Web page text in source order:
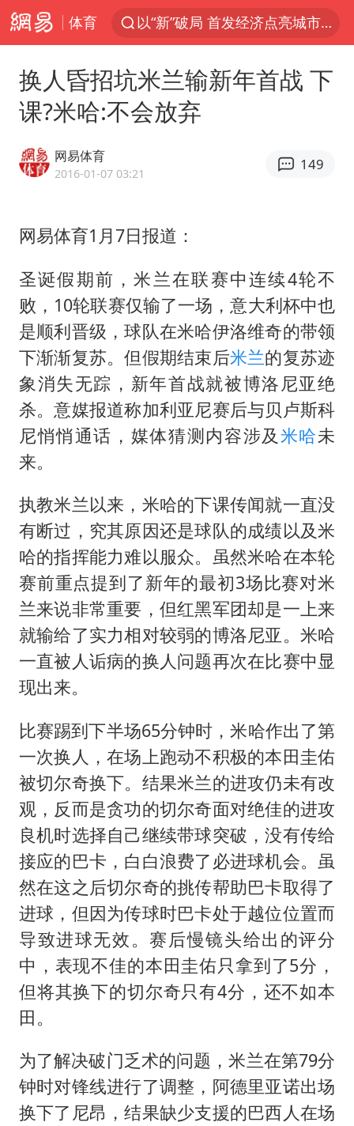
体育
以“新”破局 首发经济点亮城市消费活力
我国编制完成新版全月地质图
宇树科技发行价格150.80元/股
台风白海豚即将进入48小时警戒线
感觉全东北都在等7号
中央气象台发布台风黄色预警
扎哈罗娃批广岛市长不提美国原子弹
女子利用漏洞0元薅走3000多件家电
金饰克价大幅跳涨
关之琳否认与27岁模特的恋情
对话重庆地铁吐血女孩
奋进开新局 实干挑大梁
换人昏招坑米兰输新年首战 下
课?米哈:不会放弃
网易体育
2016-01-07 03:21
149
网易体育1月7日报道：
圣诞假期前，米兰在联赛中连续4轮不
败，10轮联赛仅输了一场，意大利杯中也
是顺利晋级，球队在米哈伊洛维奇的带领
下渐渐复苏。但假期结束后米兰的复苏迹
象消失无踪，新年首战就被博洛尼亚绝
杀。意媒报道称加利亚尼赛后与贝卢斯科
尼悄悄通话，媒体猜测内容涉及 米哈未
来。
执教米兰以来，米哈的下课传闻就一直没
有断过，究其原因还是球队的成绩以及米
哈的指挥能力难以服众。虽然米哈在本轮
赛前重点提到了新年的最初3场比赛对米
兰来说非常重要，但红黑军团却是一上来
就输给了实力相对较弱的博洛尼亚。米哈
一直被人诟病的换人问题再次在比赛中显
现出来。
比赛踢到下半场65分钟时，米哈作出了第
一次换人，在场上跑动不积极的本田圭佑
被切尔奇换下。结果米兰的进攻仍未有改
观，反而是贪功的切尔奇面对绝佳的进攻
良机时选择自己继续带球突破，没有传给
接应的巴卡，白白浪费了必进球机会。虽
然在这之后切尔奇的挑传帮助巴卡取得了
进球，但因为传球时巴卡处于越位位置而
导致进球无效。赛后慢镜头给出的评分
中，表现不佳的本田圭佑只拿到了5分，
但将其换下的切尔奇只有4分，还不如本
田。
为了解决破门乏术的问题，米兰在第79分
钟时对锋线进行了调整，阿德里亚诺出场
换下了尼昂，结果缺少支援的巴西人在场